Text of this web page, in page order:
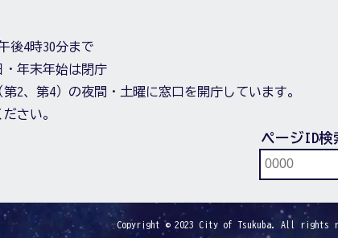
後4時30分まで
・年末年始は閉庁
2、第4）の夜間・土曜に窓口を開庁しています。
さい。
ページID検
Copyright © 2023 City of Tsukuba. All rights